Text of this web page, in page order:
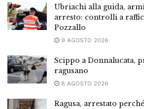
Ubriachi alla guida,
arresto: controlli a
Pozzallo
9 AGOSTO 2026
Scippo a Donnalucata,
ragusano
8 AGOSTO 2026
Ragusa, arrestato